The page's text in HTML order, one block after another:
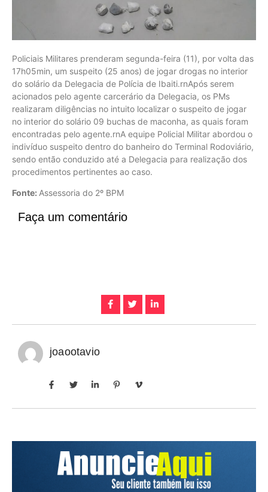
Policiais Militares prenderam segunda-feira (11), por volta das
17h05min, um suspeito (25 anos) de jogar drogas no interior
do solário da Delegacia de Polícia de Ibaiti.rnApós serem
acionados pelo agente carcerário da Delegacia, os PMs
realizaram diligências no intuito localizar o suspeito de jogar
no interior do solário 09 buchas de maconha, as quais foram
encontradas pelo agente.rnA equipe Policial Militar abordou o
indivíduo suspeito dentro do banheiro do Terminal Rodoviário,
sendo então conduzido até a Delegacia para realização dos
procedimentos pertinentes ao caso.
Fonte: Assessoria do 2º BPM
Faça um comentário
joaootavio